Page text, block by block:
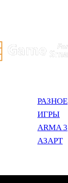
РАЗНОЕ
ИГРЫ
ARMA 3
АЗАРТ